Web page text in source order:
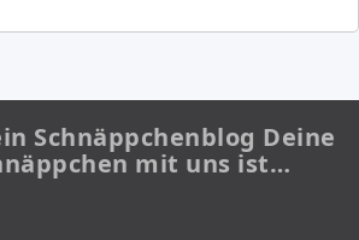
Schnäppchenblog Deine
mit uns ist…